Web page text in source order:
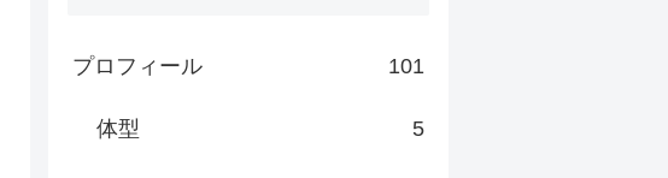
プロフィール 101
体型 5